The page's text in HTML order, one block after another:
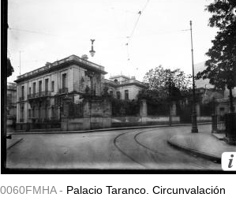
0060FMHA - Palacio Taranco. Circunvalación